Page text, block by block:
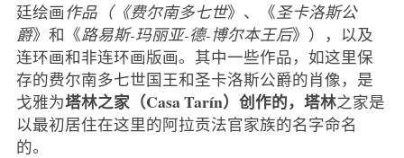
廷绘画作品（《费尔南多七世》、《圣卡洛斯公
爵》和《路易斯-玛丽亚-德-博尔本王后》），以及
连环画和非连环画版画。其中一些作品，如这里保
存的费尔南多七世国王和圣卡洛斯公爵的肖像，是
戈雅为塔林之家（Casa Tarín）创作的，塔林之家是
以最初居住在这里的阿拉贡法官家族的名字命名
的。